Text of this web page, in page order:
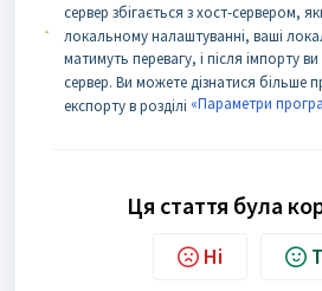
сервер збігається з хост-сервером,
локальному налаштуванні, ваші
матимуть перевагу, і після імпорту
сервер. Ви можете дізнатися більше
експорту в розділі «Параметри
Ця стаття була
Ні